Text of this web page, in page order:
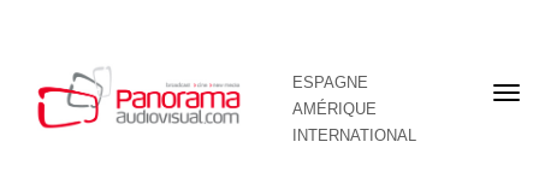
ESPAGNE
AMÉRIQUE
INTERNATIONAL